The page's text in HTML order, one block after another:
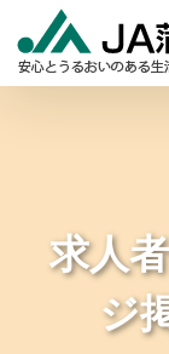
求人
ジ